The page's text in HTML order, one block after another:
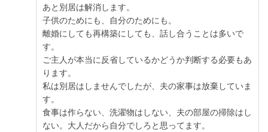
あと別居は解消します。
子供のためにも、自分のためにも。
離婚にしても再構築にしても、話し合うことは多いで
す。
ご主人が本当に反省しているかどうか判断する必要もあ
ります。
私は別居はしませんでしたが、夫の家事は放棄していま
す。
食事は作らない、洗濯物はしない、夫の部屋の掃除はし
ない。大人だから自分でしろと思ってます。